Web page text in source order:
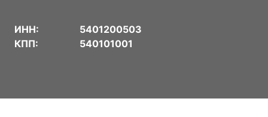
ИНН:
5401200503
КПП:
540101001